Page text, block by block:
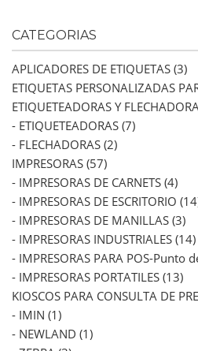
CATEGORIAS
APLICADORES DE ETIQUETAS (3)
ETIQUETAS PERSONALIZADAS
ETIQUETEADORAS Y
- ETIQUETEADORAS (7)
- FLECHADORAS (2)
IMPRESORAS (57)
- IMPRESORAS DE CARNETS (4)
- IMPRESORAS DE ESCRITORIO
- IMPRESORAS DE MANILLAS (3)
- IMPRESORAS INDUSTRIALES (14)
- IMPRESORAS PARA POS-Punto
- IMPRESORAS PORTATILES (13)
KIOSCOS PARA CONSULTA DE
- IMIN (1)
- NEWLAND (1)